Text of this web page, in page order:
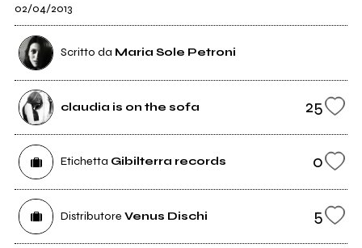
02/04/2013
Scritto da Maria Sole Petroni
claudia is on the sofa 25
Etichetta Gibilterra records 0
Distributore Venus Dischi 5